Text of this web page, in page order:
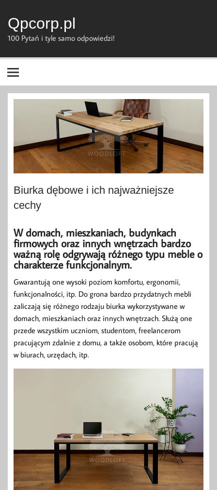
content
Qpcorp.pl
100 Pytań i tyle samo odpowiedzi!
Biurka dębowe i ich najważniejsze
cechy
W domach, mieszkaniach, budynkach
firmowych oraz innych wnętrzach bardzo
ważną rolę odgrywają różnego typu meble o
charakterze funkcjonalnym.
Gwarantują one wysoki poziom komfortu, ergonomii,
funkcjonalności, itp. Do grona bardzo przydatnych mebli
zaliczają się różnego rodzaju biurka wykorzystywane w
domach, mieszkaniach oraz innych wnętrzach. Służą one
przede wszystkim uczniom, studentom, freelancerom
pracującym zdalnie z domu, a także osobom, które pracują
w biurach, urzędach, itp.